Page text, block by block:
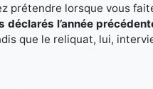
prétendre lorsque vous
déclarés l’année
que le reliquat, lui,